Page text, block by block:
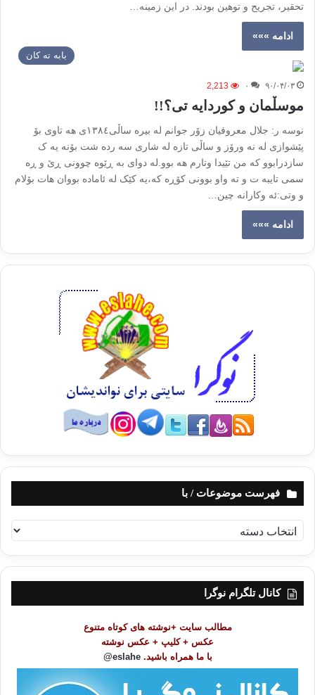
تحقیر، تجریح و توهین بودند. در این زمینه…
ادامه »»»
بابه ته كان
۹۰/۰۴/۰۳ ۰ 2,213
موسڵمان و کوردایه تی؟!!
نوسه ر: جلال معروفیان زۆر جوانم له بیره ساڵی١٣٨٤ی هه تاوی بۆ
پێشوازی له نه ورۆز و ساڵی تازه له شاری سه رده شت بۆنه یه ک
سازدرابوو که من تێیدا وتارم هه بوو.له دوای به ڕێوه چوونی ڕێ و ڕه
سمی تایبه ت و ته واو بوونی کۆڕه که،یه کێک له ئاماده بووان هات بۆلام
و وتی:ئه وکارانه چین…
ادامه »»»
فهرست موضوعات / با
ه
ر
کانال تلگرام نوگرا
مطالب سایت +نوشته های کوتاه متنوع
عکس + کلیپ + عکس نوشته
با ما همراه باشید. eslahe@